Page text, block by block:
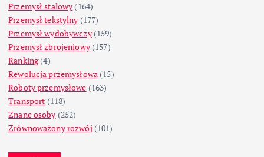
Przemysł stalowy (164)
Przemysł tekstylny (177)
Przemysł wydobywczy(159)
Przemysł zbrojeniowy(157)
Ranking(4)
Rewolucja przemysłowa (15)
Roboty przemysłowe (163)
Transport (118)
Znane osoby (252)
Zrównoważony rozwój (101)